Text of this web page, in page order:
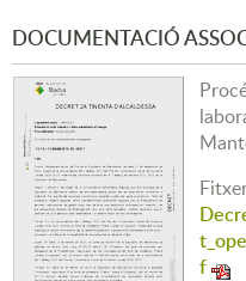
DOCUMENTACIÓ
f